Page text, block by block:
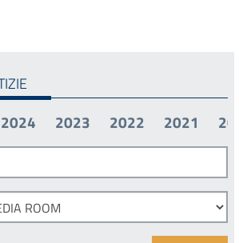
2024 2023 2022 2021